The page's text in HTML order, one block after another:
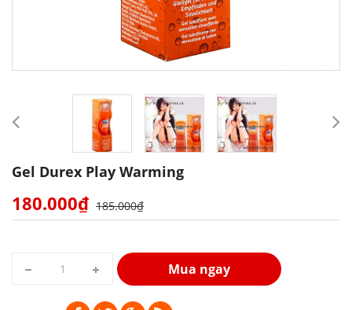
Gel Durex Play Warming
180.000₫ 185.000₫
Mua ngay